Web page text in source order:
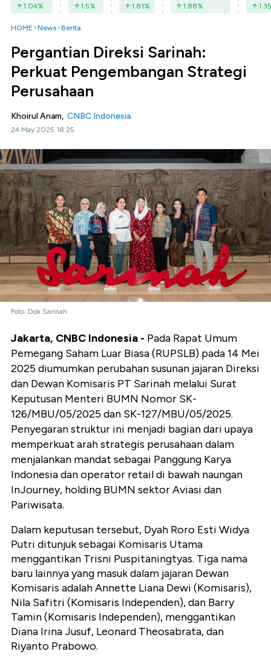
1.04% 1.5% 1.81% 1.88% 1.35
HOME News Berita
Pergantian Direksi Sarinah:
Perkuat Pengembangan Strategi
Perusahaan
Khoirul Anam, CNBC Indonesia
24 May 2025 18:25
Foto: Dok Sarinah
Jakarta, CNBC Indonesia - Pada Rapat Umum
Pemegang Saham Luar Biasa (RUPSLB) pada 14 Mei
2025 diumumkan perubahan susunan jajaran Direksi
dan Dewan Komisaris PT Sarinah melalui Surat
Keputusan Menteri BUMN Nomor SK-
126/MBU/05/2025 dan SK-127/MBU/05/2025.
Penyegaran struktur ini menjadi bagian dari upaya
memperkuat arah strategis perusahaan dalam
menjalankan mandat sebagai Panggung Karya
Indonesia dan operator retail di bawah naungan
InJourney, holding BUMN sektor Aviasi dan
Pariwisata.
Dalam keputusan tersebut, Dyah Roro Esti Widya
Putri ditunjuk sebagai Komisaris Utama
menggantikan Trisni Puspitaningtyas. Tiga nama
baru lainnya yang masuk dalam jajaran Dewan
Komisaris adalah Annette Liana Dewi (Komisaris),
Nila Safitri (Komisaris Independen), dan Barry
Tamin (Komisaris Independen), menggantikan
Diana Irina Jusuf, Leonard Theosabrata, dan
Riyanto Prabowo.